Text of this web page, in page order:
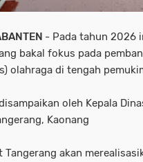
- Pada tahun 2026
bakal fokus pada
olahraga di tengah
oleh Kepala
Kaonang
Tangerang akan